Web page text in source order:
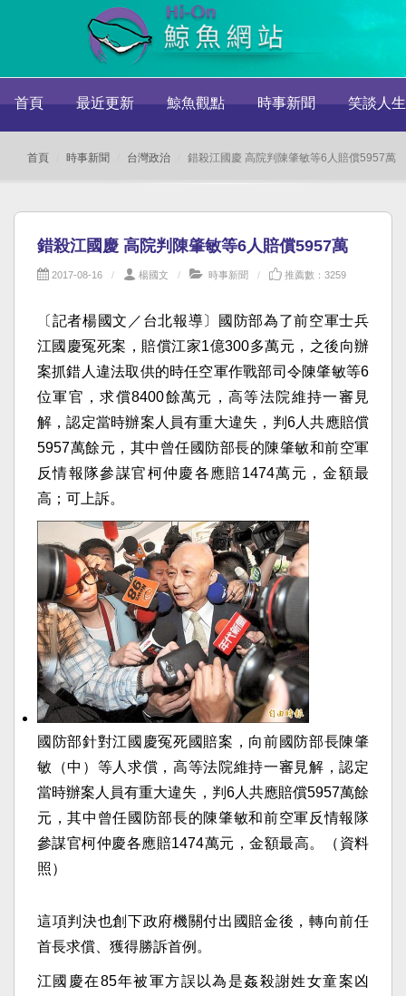
首頁 最近更新 鯨魚觀點 時事新聞 笑談人生
首頁 時事新聞 台灣政治 錯殺江國慶 高院判陳肇敏等6人賠償5957萬
錯殺江國慶 高院判陳肇敏等6人賠償5957萬
2017-08-16 楊國文 時事新聞 推薦數：3259
〔記者楊國文／台北報導〕國防部為了前空軍士兵
江國慶冤死案，賠償江家1億300多萬元，之後向辦
案抓錯人違法取供的時任空軍作戰部司令陳肇敏等6
位軍官，求償8400餘萬元，高等法院維持一審見
解，認定當時辦案人員有重大違失，判6人共應賠償
5957萬餘元，其中曾任國防部長的陳肇敏和前空軍
反情報隊參謀官柯仲慶各應賠1474萬元，金額最
高；可上訴。
國防部針對江國慶冤死國賠案，向前國防部長陳肇
敏（中）等人求償，高等法院維持一審見解，認定
當時辦案人員有重大違失，判6人共應賠償5957萬餘
元，其中曾任國防部長的陳肇敏和前空軍反情報隊
參謀官柯仲慶各應賠1474萬元，金額最高。（資料
照）
這項判決也創下政府機關付出國賠金後，轉向前任
首長求償、獲得勝訴首例。
江國慶在85年被軍方誤以為是姦殺謝姓女童案凶